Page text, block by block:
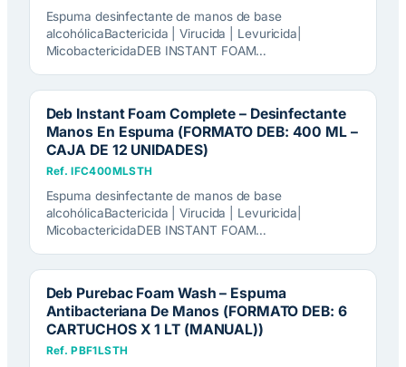
Espuma desinfectante de manos de base
alcohólicaBactericida | Virucida | Levuricida|
MicobactericidaDEB INSTANT FOAM…
Deb Instant Foam Complete – Desinfectante
Manos En Espuma (FORMATO DEB: 400 ML –
CAJA DE 12 UNIDADES)
Ref. IFC400MLSTH
Espuma desinfectante de manos de base
alcohólicaBactericida | Virucida | Levuricida|
MicobactericidaDEB INSTANT FOAM…
Deb Purebac Foam Wash – Espuma
Antibacteriana De Manos (FORMATO DEB: 6
CARTUCHOS X 1 LT (MANUAL))
Ref. PBF1LSTH